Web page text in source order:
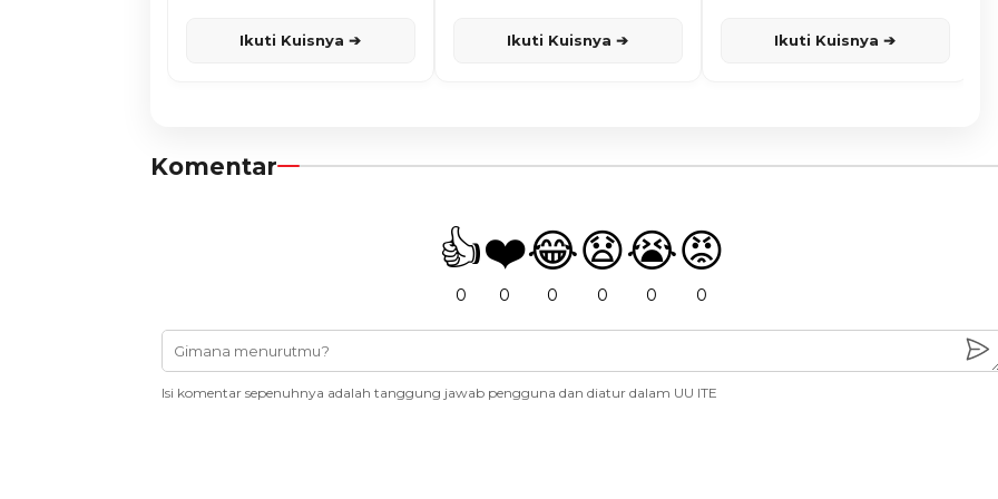
Ikuti Kuisnya ➔ Ikuti Kuisnya ➔ Ikuti Kuisnya ➔
Komentar
👍
0
❤️
0
😂
0
😧
0
😭
0
😡
0
Isi komentar sepenuhnya adalah tanggung jawab pengguna dan diatur dalam UU ITE